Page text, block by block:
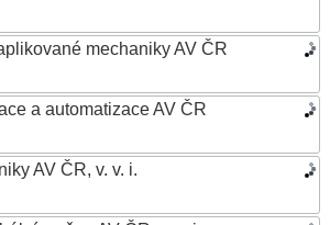
mechaniky AV ČR
a automatizace AV ČR
AV ČR, v. v. i.